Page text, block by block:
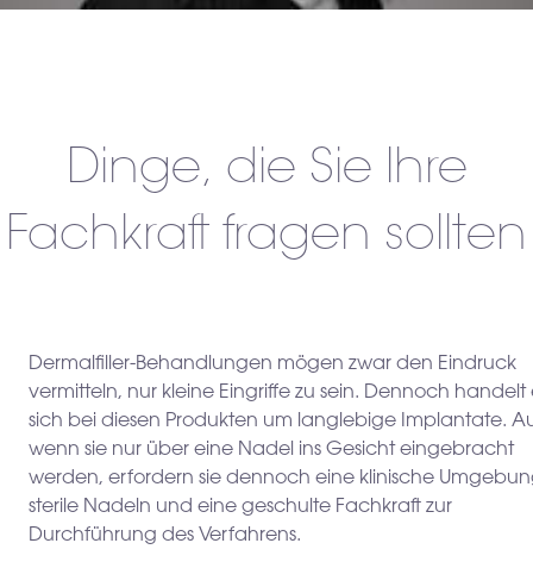
Dinge, die Sie Ihre
Fachkraft fragen sollten
Dermalfiller-Behandlungen mögen zwar den Eindruck
vermitteln, nur kleine Eingriffe zu sein. Dennoch handelt
sich bei diesen Produkten um langlebige Implantate.
wenn sie nur über eine Nadel ins Gesicht eingebracht
werden, erfordern sie dennoch eine klinische
sterile Nadeln und eine geschulte Fachkraft zur
Durchführung des Verfahrens.